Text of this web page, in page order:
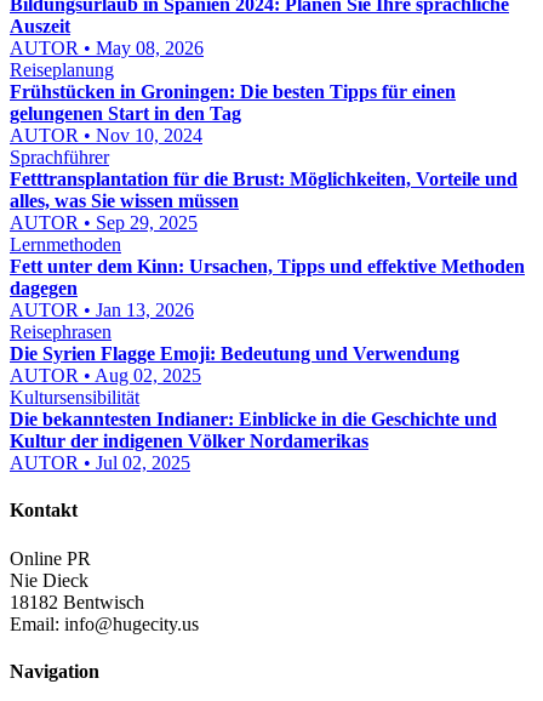
Bildungsurlaub in Spanien 2024: Planen Sie Ihre sprachliche
Auszeit
AUTOR • May 08, 2026
Reiseplanung
Frühstücken in Groningen: Die besten Tipps für einen
gelungenen Start in den Tag
AUTOR • Nov 10, 2024
Sprachführer
Fetttransplantation für die Brust: Möglichkeiten, Vorteile und
alles, was Sie wissen müssen
AUTOR • Sep 29, 2025
Lernmethoden
Fett unter dem Kinn: Ursachen, Tipps und effektive Methoden
dagegen
AUTOR • Jan 13, 2026
Reisephrasen
Die Syrien Flagge Emoji: Bedeutung und Verwendung
AUTOR • Aug 02, 2025
Kultursensibilität
Die bekanntesten Indianer: Einblicke in die Geschichte und
Kultur der indigenen Völker Nordamerikas
AUTOR • Jul 02, 2025
Kontakt
Online PR
Nie Dieck
18182 Bentwisch
Email: info@hugecity.us
Navigation